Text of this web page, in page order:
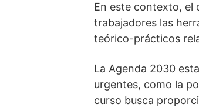
En este contexto, el
trabajadores las
teórico-prácticos
La Agenda 2030
urgentes, como la
curso busca